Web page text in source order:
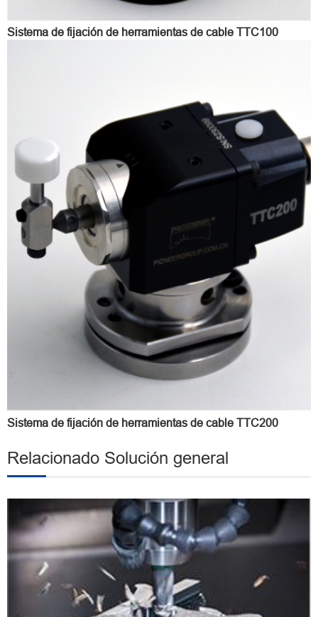
Sistema de fijación de herramientas de cable TTC100
Sistema de fijación de herramientas de cable TTC200
Relacionado Solución general